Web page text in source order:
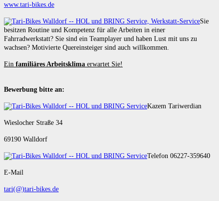
www.tari-bikes.de
Sie
besitzen Routine und Kompetenz für alle Arbeiten in einer
Fahrradwerkstatt? Sie sind ein Teamplayer und haben Lust mit uns zu
wachsen? Motivierte Quereinsteiger sind auch willkommen.
Ein familiäres Arbeitsklima erwartet Sie!
Bewerbung bitte an:
Kazem Tariwerdian
Wieslocher Straße 34
69190 Walldorf
Telefon 06227-359640
E-Mail
tari(@)tari-bikes.de